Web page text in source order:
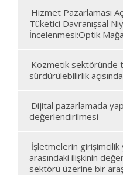
Hizmet Pazarlaması
Tüketici Davranışsal
İncelenmesi:Optik
Kozmetik sektöründe
sürdürülebilirlik
Dijital pazarlamada
değerlendirilmesi
İşletmelerin
arasındaki ilişkinin
sektörü üzerine bir